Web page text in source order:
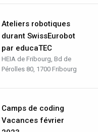
Ateliers robotiques
durant SwissEurobot
par educaTEC
HEIA de Fribourg, Bd de
Pérolles 80, 1700 Fribourg
Camps de coding
Vacances février